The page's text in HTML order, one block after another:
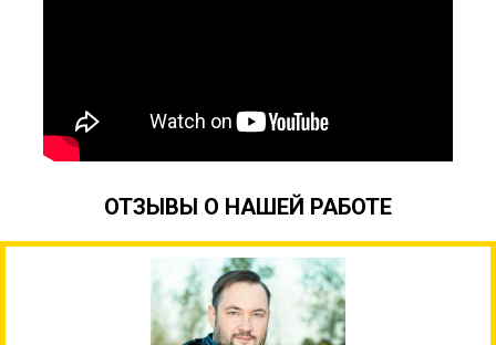
ОТЗЫВЫ О НАШЕЙ РАБОТЕ